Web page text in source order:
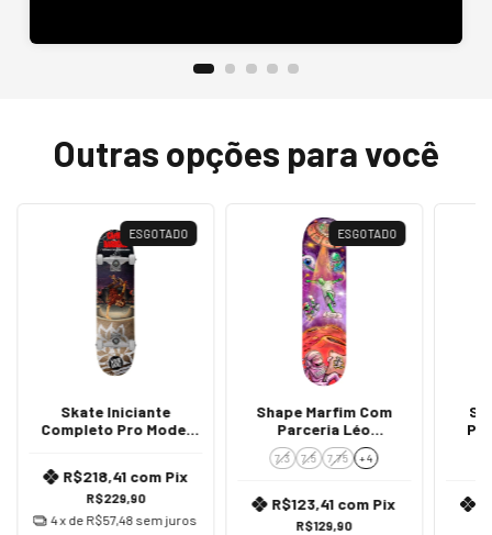
Outras opções para você
ESGOTADO
Skate Iniciante
Completo Pro Model
R$229,90
R$218,41 com Pix
4x de R$57,48 sem juros
ESGOTADO
Shape Marfim Com
Parceria Léo
Novamente
7.3 7.5 7.75 + 4
R$129,90
R$123,41 com Pix